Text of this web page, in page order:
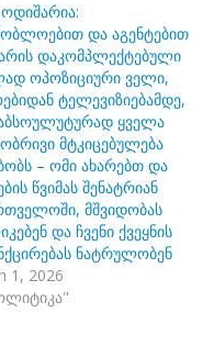
და აგენტებით
დაკომპლექტებული
ოპოზიციური ველი,
ტელევიზიებამდე,
ყველა
მტკიცებულება
– ომი ახარებთ და
წვიმას შენატრიან
მშვიდობას
და ჩვენი ქვეყნის
ნატრულობენ
1, 2026